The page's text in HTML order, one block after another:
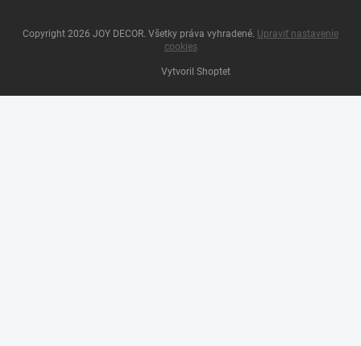
Vytvoril Shoptet
Copyright 2026 JOY DECOR . Všetky práva vyhradené. Upraviť nastavenie
cookies